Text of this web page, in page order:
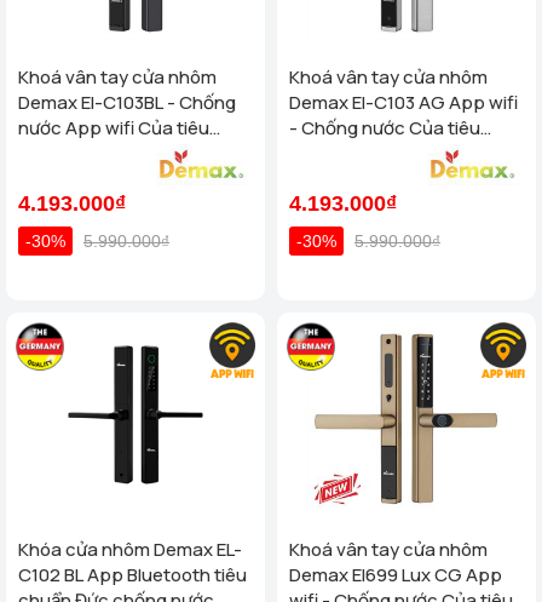
Khoá vân tay cửa nhôm
Demax El-C103BL - Chống
nước App wifi Của tiêu
4.193.000₫
-30% 5.990.000₫
Khoá vân tay cửa nhôm
Demax El-C103 AG App wifi
- Chống nước Của tiêu
4.193.000₫
-30% 5.990.000₫
Khóa cửa nhôm Demax EL-
C102 BL App Bluetooth tiêu
Khoá vân tay cửa nhôm
Demax El699 Lux CG App